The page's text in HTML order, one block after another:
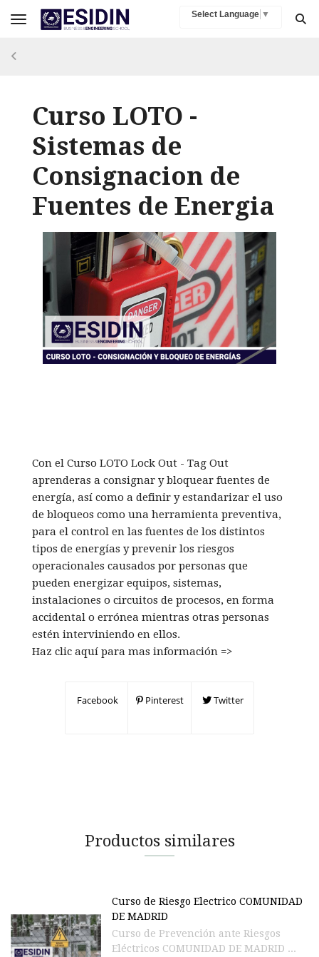
Select Language ▼
Toggle navigation
Curso LOTO -
Sistemas de
Consignacion de
Fuentes de Energia
Con el Curso LOTO Lock Out - Tag Out
aprenderas a consignar y bloquear fuentes de
energía, así como a definir y estandarizar el uso
de bloqueos como una herramienta preventiva,
para el control en las fuentes de los distintos
tipos de energías y prevenir los riesgos
operacionales causados por personas que
pueden energizar equipos, sistemas,
instalaciones o circuitos de procesos, en forma
accidental o errónea mientras otras personas
estén interviniendo en ellos.
Haz clic aquí para mas información =>
Facebook Pinterest Twitter
Productos similares
Curso de Riesgo Electrico COMUNIDAD
DE MADRID
Curso de Prevención ante Riesgos
Eléctricos COMUNIDAD DE MADRID ...